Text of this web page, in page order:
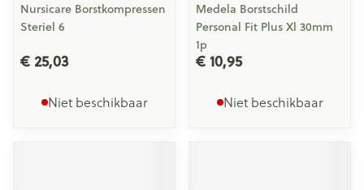
Nursicare Borstkompressen
Steriel 6
€ 25,03
Niet beschikbaar
Medela Borstschild
Personal Fit Plus Xl 30mm
1p
€ 10,95
Niet beschikbaar